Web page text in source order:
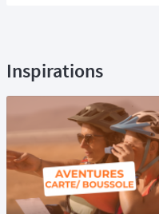
Inspirations